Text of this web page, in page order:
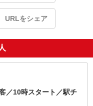
URLをシェア
／10時スタート／駅チ